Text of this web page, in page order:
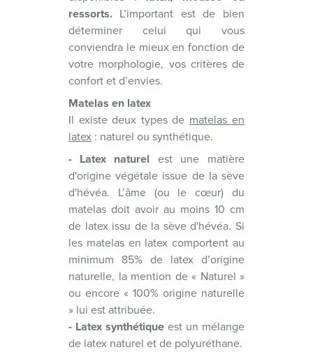
ressorts. L’important est de bien
déterminer celui qui vous
conviendra le mieux en fonction de
votre morphologie, vos critères de
confort et d’envies.
Matelas en latex
Il existe deux types de matelas en
latex : naturel ou synthétique.
- Latex naturel est une matière
d'origine végétale issue de la sève
d'hévéa. L’âme (ou le cœur) du
matelas doit avoir au moins 10 cm
de latex issu de la sève d'hévéa. Si
les matelas en latex comportent au
minimum 85% de latex d’origine
naturelle, la mention de « Naturel »
ou encore « 100% origine naturelle
» lui est attribuée.
- Latex synthétique est un mélange
de latex naturel et de polyuréthane.